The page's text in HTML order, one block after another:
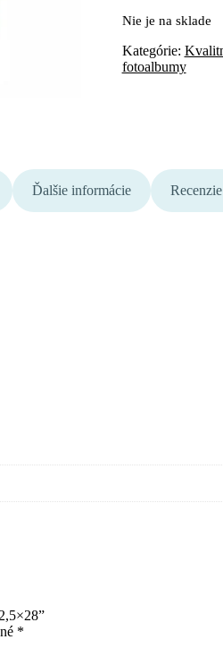
Nie je na sklade
Kategórie:
fotoalbumy
Ďalšie informácie
*